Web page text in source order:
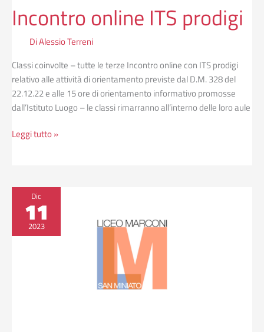
Incontro online ITS prodigi
DiAlessio Terreni
Classi coinvolte – tutte le terze Incontro online con ITS prodigi
relativo alle attività di orientamento previste dal D.M. 328 del
22.12.22 e alle 15 ore di orientamento informativo promosse
dall’Istituto Luogo – le classi rimarranno all’interno delle loro aule
Leggi tutto »
Dic
11
2023
Campionati
della
Fisica